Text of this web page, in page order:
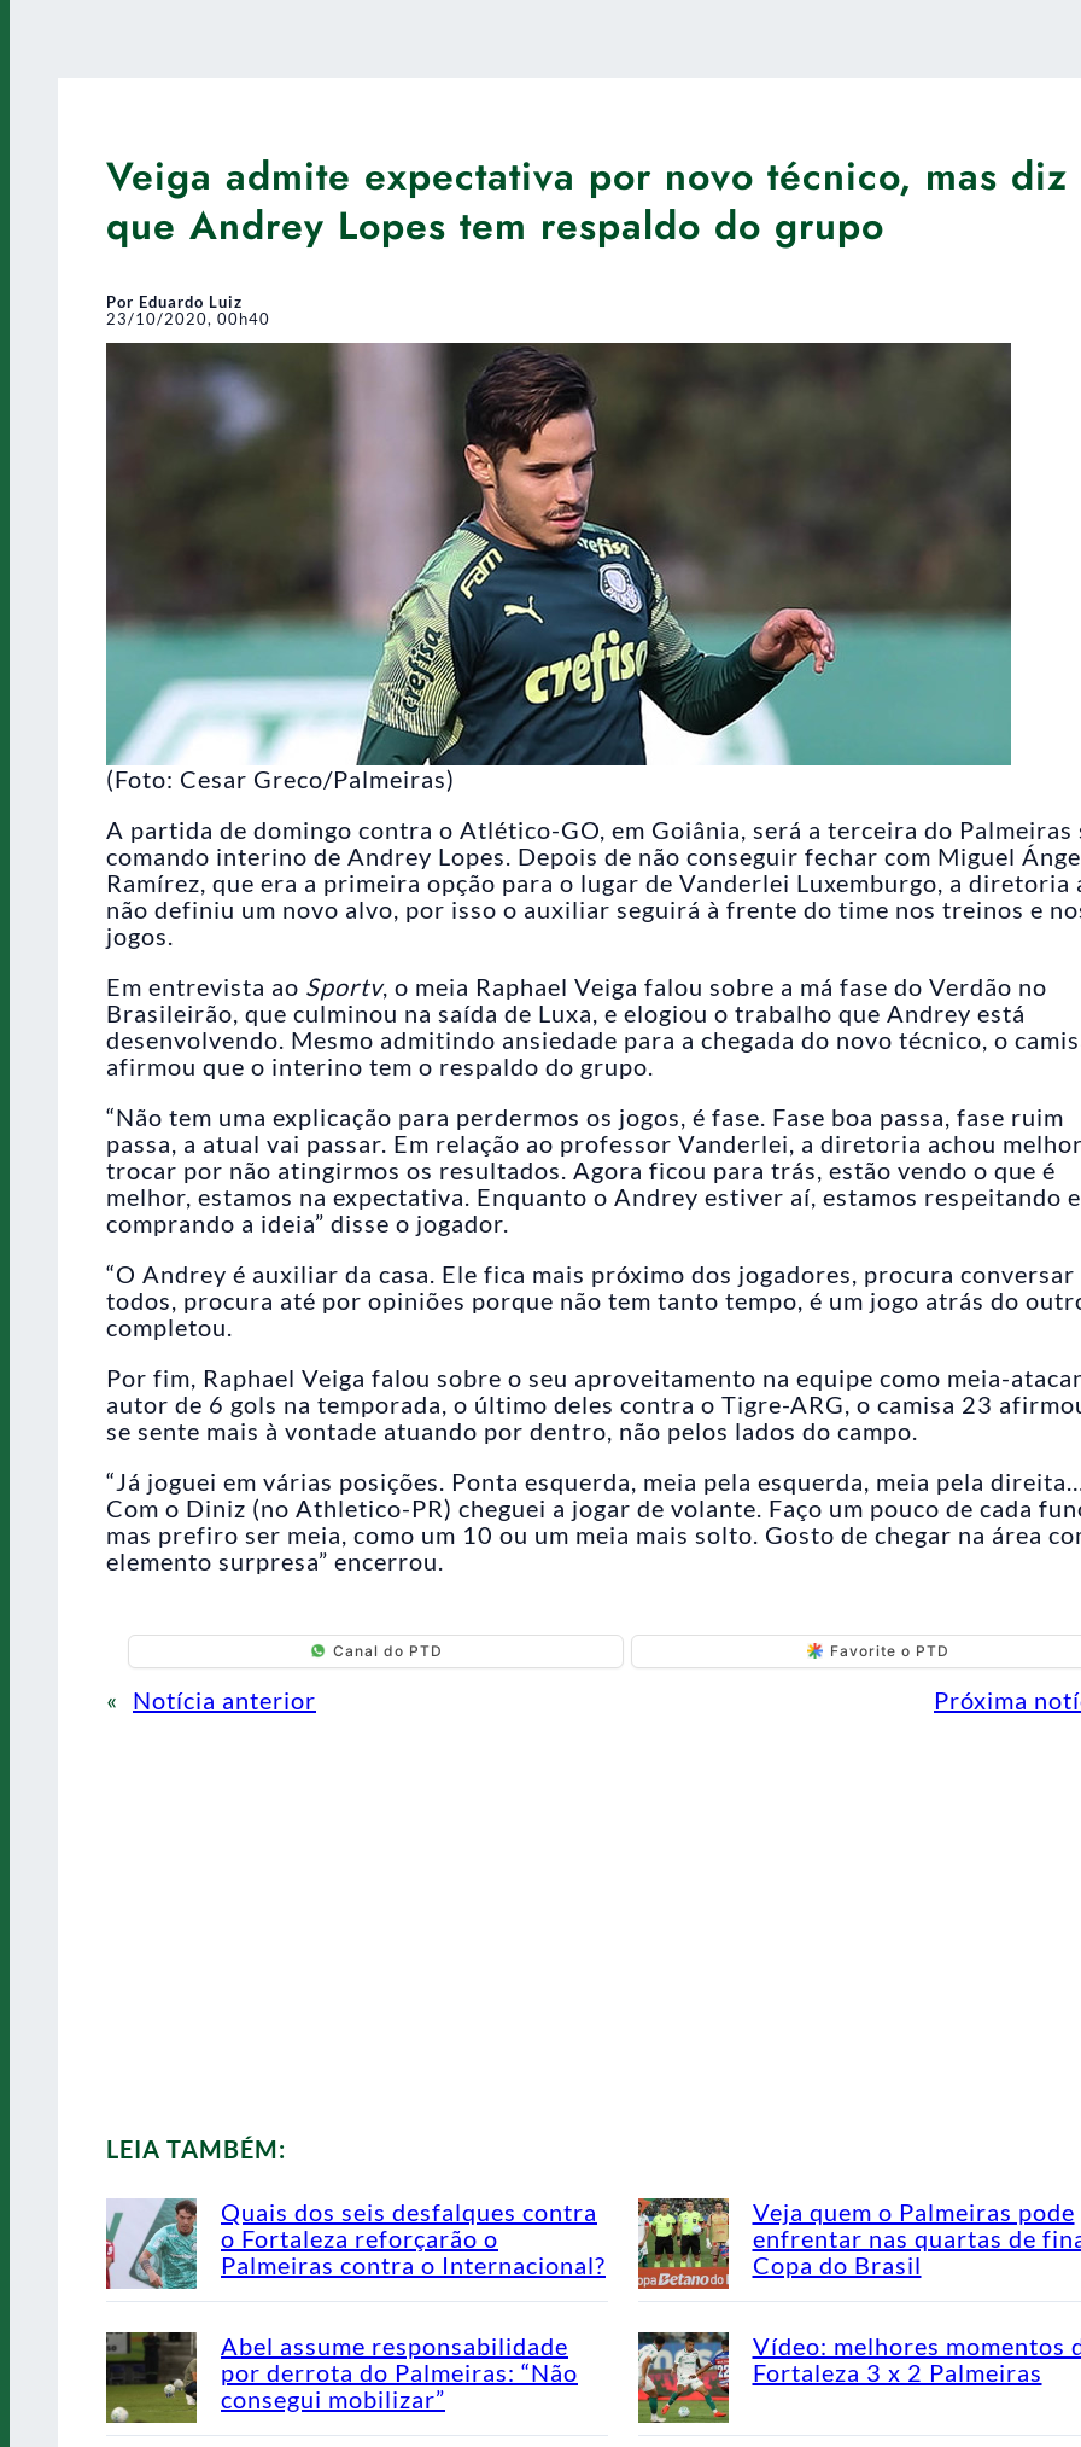
Veiga admite expectativa por novo técnico, mas diz
que Andrey Lopes tem respaldo do grupo
Por Eduardo Luiz
23/10/2020, 00h40
(Foto: Cesar Greco/Palmeiras)
A partida de domingo contra o Atlético-GO, em Goiânia, será a terceira do Palmeiras
comando interino de Andrey Lopes. Depois de não conseguir fechar com Miguel
Ramírez, que era a primeira opção para o lugar de Vanderlei Luxemburgo, a diretoria
não definiu um novo alvo, por isso o auxiliar seguirá à frente do time nos treinos e
jogos.
Em entrevista ao Sportv, o meia Raphael Veiga falou sobre a má fase do Verdão no
Brasileirão, que culminou na saída de Luxa, e elogiou o trabalho que Andrey está
desenvolvendo. Mesmo admitindo ansiedade para a chegada do novo técnico, o
afirmou que o interino tem o respaldo do grupo.
“Não tem uma explicação para perdermos os jogos, é fase. Fase boa passa, fase ruim
passa, a atual vai passar. Em relação ao professor Vanderlei, a diretoria achou melhor
trocar por não atingirmos os resultados. Agora ficou para trás, estão vendo o que é
melhor, estamos na expectativa. Enquanto o Andrey estiver aí, estamos respeitando e
comprando a ideia” disse o jogador.
“O Andrey é auxiliar da casa. Ele fica mais próximo dos jogadores, procura conversar
todos, procura até por opiniões porque não tem tanto tempo, é um jogo atrás do
completou.
Por fim, Raphael Veiga falou sobre o seu aproveitamento na equipe como meia-
autor de 6 gols na temporada, o último deles contra o Tigre-ARG, o camisa 23
se sente mais à vontade atuando por dentro, não pelos lados do campo.
“Já joguei em várias posições. Ponta esquerda, meia pela esquerda, meia pela
Com o Diniz (no Athletico-PR) cheguei a jogar de volante. Faço um pouco de cada
mas prefiro ser meia, como um 10 ou um meia mais solto. Gosto de chegar na área
elemento surpresa” encerrou.
Canal do PTD Favorite o PTD
« Notícia anterior Próxima
LEIA TAMBÉM:
Quais dos seis desfalques contra
o Fortaleza reforçarão o
Palmeiras contra o Internacional?
Veja quem o Palmeiras pode
enfrentar nas quartas de
Copa do Brasil
Abel assume responsabilidade
por derrota do Palmeiras: “Não
consegui mobilizar”
Vídeo: melhores momentos
Fortaleza 3 x 2 Palmeiras